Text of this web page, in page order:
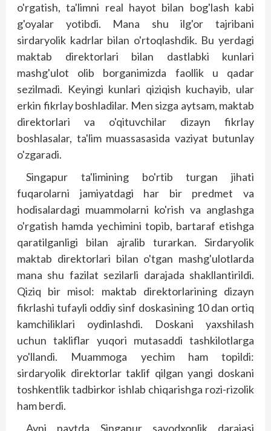
o'rgatish, ta'limni real hayot bilan bog'lash kabi
g'oyalar yotibdi. Mana shu ilg'or tajribani
sirdaryolik kadrlar bilan o'rtoqlashdik. Bu yerdagi
maktab direktorlari bilan dastlabki kunlari
mashg'ulot olib borganimizda faollik u qadar
sezilmadi. Keyingi kunlari qiziqish kuchayib, ular
erkin fikrlay boshladilar. Men sizga aytsam, maktab
direktorlari va o'qituvchilar dizayn fikrlay
boshlasalar, ta'lim muassasasida vaziyat butunlay
o'zgaradi.
Singapur ta'limining bo'rtib turgan jihati
fuqarolarni jamiyatdagi har bir predmet va
hodisalardagi muammolarni ko'rish va anglashga
o'rgatish hamda yechimini topib, bartaraf etishga
qaratilganligi bilan ajralib turarkan. Sirdaryolik
maktab direktorlari bilan o'tgan mashg'ulotlarda
mana shu fazilat sezilarli darajada shakl­lantirildi.
Qiziq bir misol: maktab direktorlarining dizayn
fikrlashi tufayli oddiy sinf doskasining 10 dan ortiq
kamchiliklari oydinlashdi. Dos­kani yaxshilash
uchun takliflar yuqori mutasaddi tashkilotlarga
yo'llandi. Muammoga yechim ham topildi:
sirdaryolik direktorlar taklif qilgan yangi doskani
toshkentlik tadbirkor ishlab chiqarishga rozi-rizolik
ham berdi.
Ayni paytda Singapur savodxonlik darajasi